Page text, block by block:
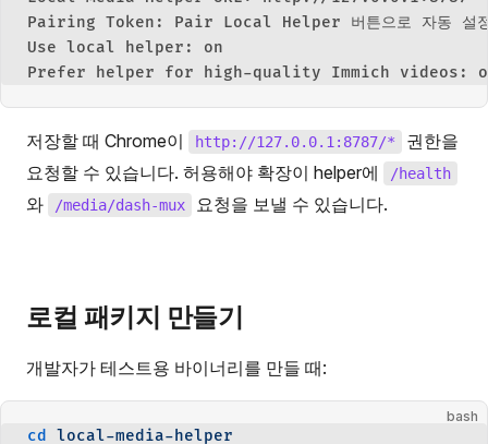
Pairing Token: Pair Local Helper 버튼으로 자동 설
Use local helper: on
Prefer helper for high-quality Immich videos:
저장할 때 Chrome이 http://127.0.0.1:8787/*
권한을
요청할 수 있습니다. 허용해야 확장이 helper에
/health
와 /media/dash-mux 요청을 보낼 수 있습니다.
로컬 패키지 만들기
개발자가 테스트용 바이너리를 만들 때:
bash
cd
local-media-helper